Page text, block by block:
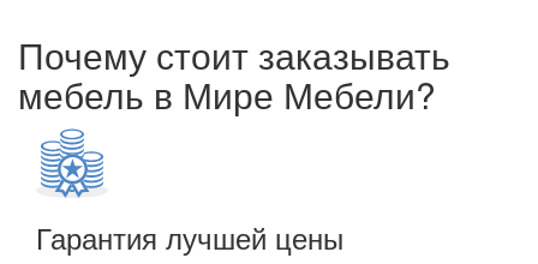
Почему стоит заказывать
мебель в Мире Мебели?
Гарантия лучшей цены